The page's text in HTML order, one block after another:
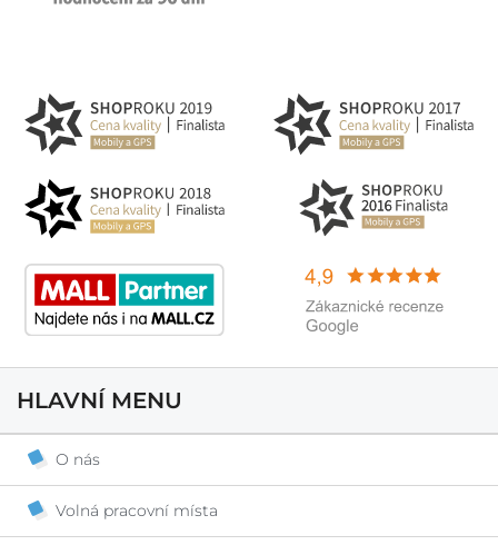
HLAVNÍ MENU
O nás
Volná pracovní místa